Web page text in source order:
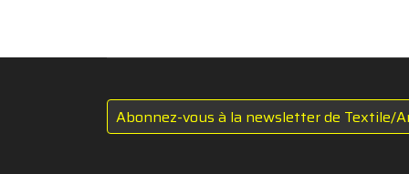
Abonnez-vous à la newsletter de Textile/